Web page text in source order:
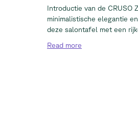
Introductie van de CRUSO
minimalistische elegantie
deze salontafel met een
Read more